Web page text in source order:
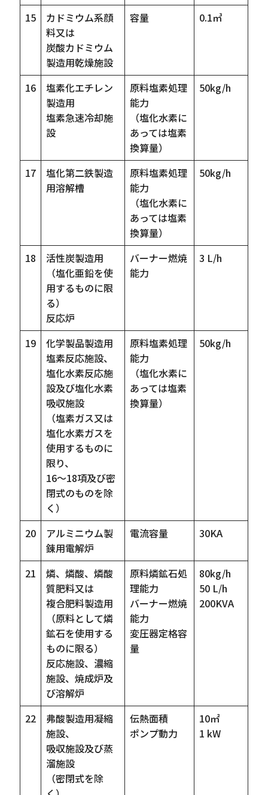
15
カドミウム系顔
料又は
炭酸カドミウム
製造用乾燥施設
容量 0.1㎥
16
塩素化エチレン
製造用
塩素急速冷却施
設
原料塩素処理
能力
（塩化水素に
あっては塩素
換算量）
50kg/h
17
塩化第二鉄製造
用溶解槽
原料塩素処理
能力
（塩化水素に
あっては塩素
換算量）
50kg/h
18
活性炭製造用
（塩化亜鉛を使
用するものに限
る）
反応炉
バーナー燃焼
能力
3 L/h
19
化学製品製造用
塩素反応施設、
塩化水素反応施
設及び塩化水素
吸収施設
（塩素ガス又は
塩化水素ガスを
使用するものに
限り、
16～18項及び密
閉式のものを除
く）
原料塩素処理
能力
（塩化水素に
あっては塩素
換算量）
50kg/h
20
アルミニウム製
錬用電解炉
電流容量 30KA
21
燐、燐酸、燐酸
質肥料又は
複合肥料製造用
（原料として燐
鉱石を使用する
ものに限る）
反応施設、濃縮
施設、焼成炉及
び溶解炉
原料燐鉱石処
理能力
バーナー燃焼
能力
変圧器定格容
量
80kg/h
50 L/h
200KVA
22
弗酸製造用凝縮
施設、
吸収施設及び蒸
溜施設
（密閉式を除
伝熱面積
ポンプ動力
10㎡
1 kW